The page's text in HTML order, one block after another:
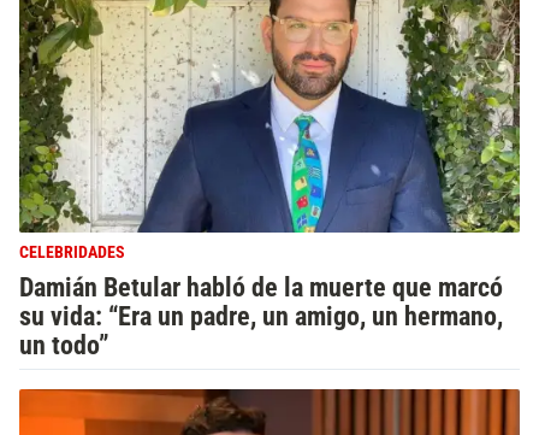
CELEBRIDADES
Damián Betular habló de la muerte que marcó
su vida: “Era un padre, un amigo, un hermano,
un todo”